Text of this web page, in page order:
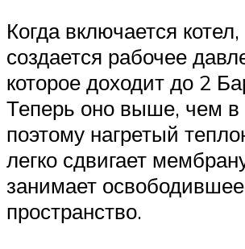
Когда включается
создается рабочее
которое доходит до 2
Теперь оно выше, чем в
поэтому нагретый
легко сдвигает
занимает
пространство.